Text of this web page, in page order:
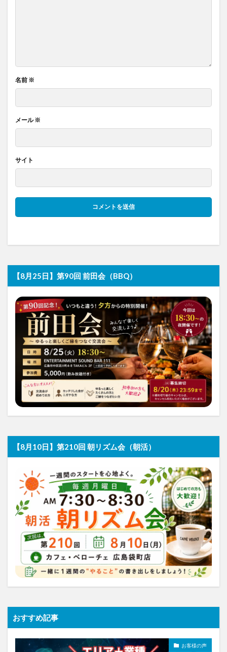
名前 ※
メール※
サイト
【8月25日】第90回 前田会（BBQ）
【8月10日】第210回 朝リズム会（朝活）
おすすめ記事
お客様の声